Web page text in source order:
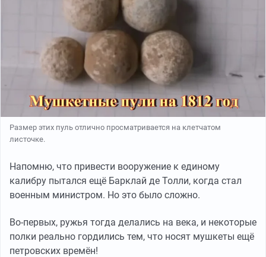
Размер этих пуль отлично просматривается на клетчатом
листочке.
Напомню, что привести вооружение к единому
калибру пытался ещё Барклай де Толли, когда стал
военным министром. Но это было сложно.
Во-первых, ружья тогда делались на века, и некоторые
полки реально гордились тем, что носят мушкеты ещё
петровских времён!